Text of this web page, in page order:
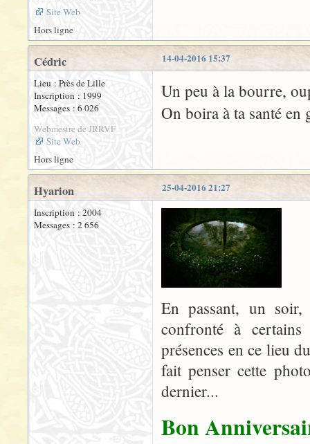
Site Web
Hors ligne
14-04-2016 15:37
Cédric
Lieu : Près de Lille
Inscription : 1999
Messages : 6 026
Webmestre de JRRVF
Site Web
Un peu à la bourre,
On boira à ta santé
Hors ligne
25-04-2016 21:27
Hyarion
Inscription : 2004
Messages : 2 656
En passant, un
confronté à
présences en ce lieu
fait penser cette
dernier...
Bon